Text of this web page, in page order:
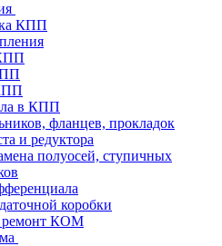
КПП
в КПП
фланцев, прокладок
и редуктора
полуосей, ступичных
коробки
ремонт КОМ